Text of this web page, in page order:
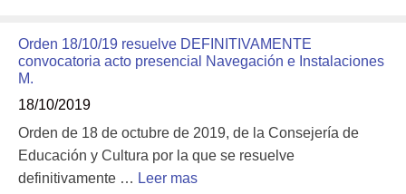
Orden 18/10/19 resuelve DEFINITIVAMENTE
convocatoria acto presencial Navegación e Instalaciones
M.
18/10/2019
Orden de 18 de octubre de 2019, de la Consejería de
Educación y Cultura por la que se resuelve
definitivamente … Leer mas